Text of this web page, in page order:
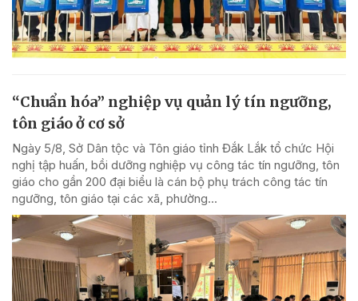
“Chuẩn hóa” nghiệp vụ quản lý tín ngưỡng,
tôn giáo ở cơ sở
Ngày 5/8, Sở Dân tộc và Tôn giáo tỉnh Đắk Lắk tổ chức Hội
nghị tập huấn, bồi dưỡng nghiệp vụ công tác tín ngưỡng, tôn
giáo cho gần 200 đại biểu là cán bộ phụ trách công tác tín
ngưỡng, tôn giáo tại các xã, phường...